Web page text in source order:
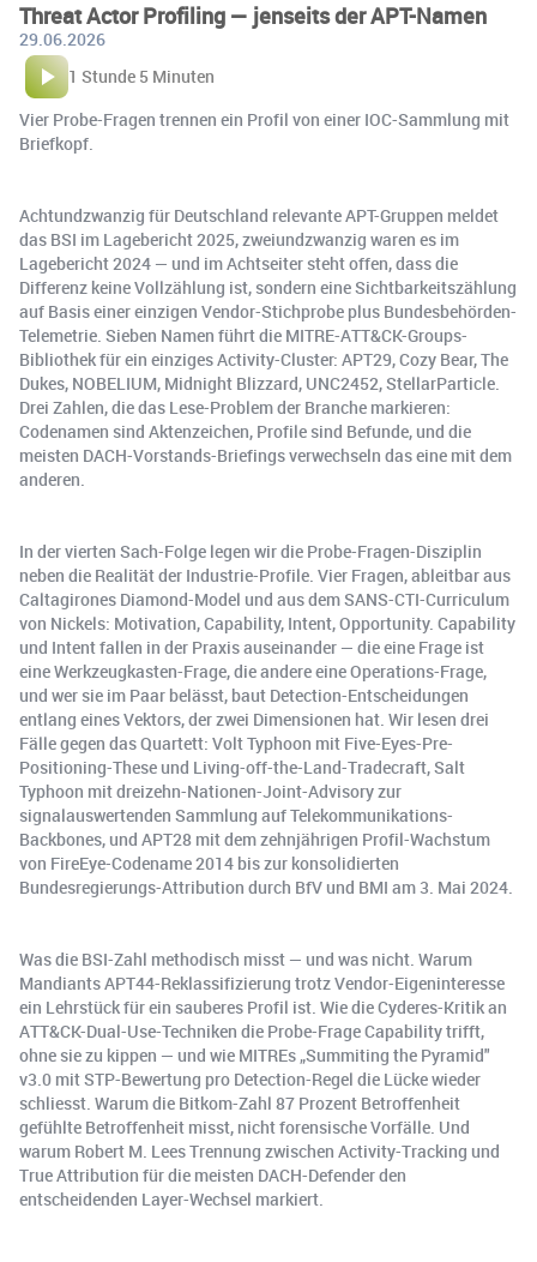
Threat Actor Profiling — jenseits der APT-Namen
29.06.2026
1 Stunde 5 Minuten
Vier Probe-Fragen trennen ein Profil von einer IOC-Sammlung mit
Briefkopf.
Achtundzwanzig für Deutschland relevante APT-Gruppen meldet
das BSI im Lagebericht 2025, zweiundzwanzig waren es im
Lagebericht 2024 — und im Achtseiter steht offen, dass die
Differenz keine Vollzählung ist, sondern eine Sichtbarkeitszählung
auf Basis einer einzigen Vendor-Stichprobe plus Bundesbehörden-
Telemetrie. Sieben Namen führt die MITRE-ATT&CK-Groups-
Bibliothek für ein einziges Activity-Cluster: APT29, Cozy Bear, The
Dukes, NOBELIUM, Midnight Blizzard, UNC2452, StellarParticle.
Drei Zahlen, die das Lese-Problem der Branche markieren:
Codenamen sind Aktenzeichen, Profile sind Befunde, und die
meisten DACH-Vorstands-Briefings verwechseln das eine mit dem
anderen.
In der vierten Sach-Folge legen wir die Probe-Fragen-Disziplin
neben die Realität der Industrie-Profile. Vier Fragen, ableitbar aus
Caltagirones Diamond-Model und aus dem SANS-CTI-Curriculum
von Nickels: Motivation, Capability, Intent, Opportunity. Capability
und Intent fallen in der Praxis auseinander — die eine Frage ist
eine Werkzeugkasten-Frage, die andere eine Operations-Frage,
und wer sie im Paar belässt, baut Detection-Entscheidungen
entlang eines Vektors, der zwei Dimensionen hat. Wir lesen drei
Fälle gegen das Quartett: Volt Typhoon mit Five-Eyes-Pre-
Positioning-These und Living-off-the-Land-Tradecraft, Salt
Typhoon mit dreizehn-Nationen-Joint-Advisory zur
signalauswertenden Sammlung auf Telekommunikations-
Backbones, und APT28 mit dem zehnjährigen Profil-Wachstum
von FireEye-Codename 2014 bis zur konsolidierten
Bundesregierungs-Attribution durch BfV und BMI am 3. Mai 2024.
Was die BSI-Zahl methodisch misst — und was nicht. Warum
Mandiants APT44-Reklassifizierung trotz Vendor-Eigeninteresse
ein Lehrstück für ein sauberes Profil ist. Wie die Cyderes-Kritik an
ATT&CK-Dual-Use-Techniken die Probe-Frage Capability trifft,
ohne sie zu kippen — und wie MITREs „Summiting the Pyramid"
v3.0 mit STP-Bewertung pro Detection-Regel die Lücke wieder
schliesst. Warum die Bitkom-Zahl 87 Prozent Betroffenheit
gefühlte Betroffenheit misst, nicht forensische Vorfälle. Und
warum Robert M. Lees Trennung zwischen Activity-Tracking und
True Attribution für die meisten DACH-Defender den
entscheidenden Layer-Wechsel markiert.